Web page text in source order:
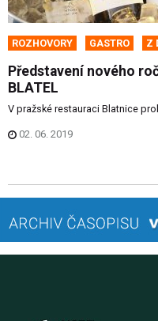
ROZHOVORY GASTRO Z
Představení nového
BLATEL
V pražské restauraci Blatnice
02. 06. 2019